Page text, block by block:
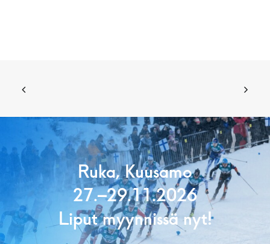
Ruka, Kuusamo
27.–29.11.2026
Liput myynnissä nyt!